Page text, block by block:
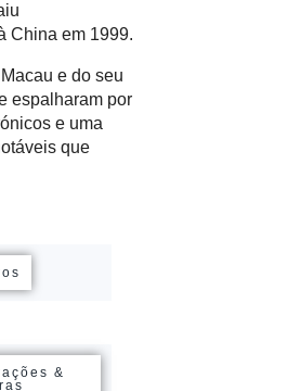
China em 1999.
e do seu
espalharam por
e uma
​​que
&